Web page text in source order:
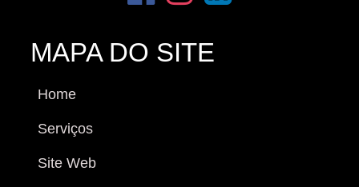
MAPA DO SITE
Home
Serviços
Site Web